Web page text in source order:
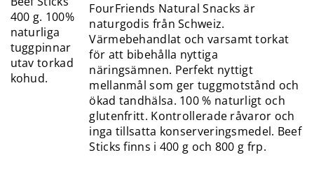
FourFriends Natural Snacks är
naturgodis från Schweiz.
Värmebehandlat och varsamt torkat
för att bibehålla nyttiga
näringsämnen. Perfekt nyttigt
mellanmål som ger tuggmotstånd och
ökad tandhälsa. 100 % naturligt och
glutenfritt. Kontrollerade råvaror och
inga tillsatta konserveringsmedel. Beef
Sticks finns i 400 g och 800 g frp.